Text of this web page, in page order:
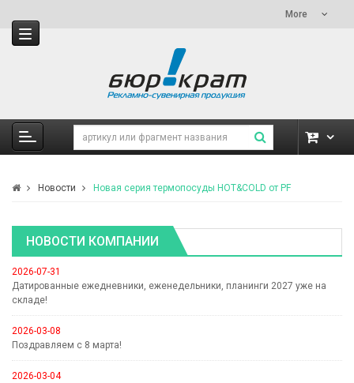
More
Новости Новая серия термопосуды HOT&COLD от PF
НОВОСТИ КОМПАНИИ
2026-07-31
Датированные ежедневники, еженедельники, планинги 2027 уже на
складе!
2026-03-08
Поздравляем с 8 марта!
2026-03-04